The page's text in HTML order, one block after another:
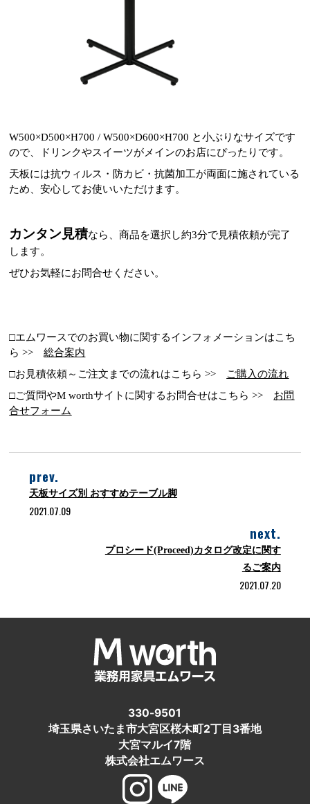
W500×D500×H700 / W500×D600×H700 と小ぶりなサイズです
ので、ドリンクやスイーツがメインのお店にぴったりです。
天板には抗ウィルス・防カビ・抗菌加工が両面に施されている
ため、安心してお使いいただけます。
カンタン見積なら、商品を選択し約3分で見積依頼が完了
します。
ぜひお気軽にお問合せください。
□エムワースでのお買い物に関するインフォメーションはこち
ら >>総合案内
□お見積依頼～ご注文までの流れはこちら >> ご購入の流れ
□ご質問やM worthサイトに関するお問合せはこちら >> お問
合せフォーム
prev.
天板サイズ別 おすすめテーブル脚
2021.07.09
next.
プロシード(Proceed)カタログ改定に関す
るご案内
2021.07.20
330-9501
埼玉県さいたま市大宮区桜木町2丁目3番地
大宮マルイ7階
株式会社エムワース